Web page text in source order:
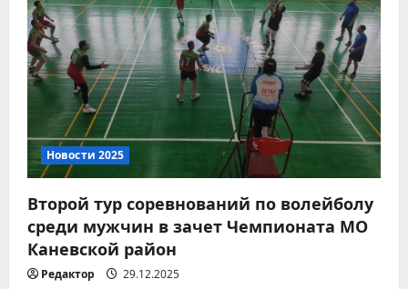
Новости 2025
Второй тур соревнований по волейболу
среди мужчин в зачет Чемпионата МО
Каневской район
Редактор 29.12.2025
Вместе за чистоту любимого
места отдыха!
07.08.2026
Новости 2026
8 августа – День
физкультурника